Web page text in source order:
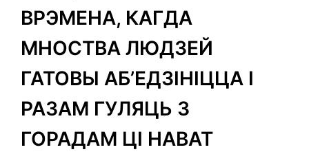
ВРЭМЕНА, КАГДА
МНОСТВА ЛЮДЗЕЙ
ГАТОВЫ АБ’ЕДЗІНІЦЦА І
РАЗАМ ГУЛЯЦЬ З
ГОРАДАМ ЦІ НАВАТ